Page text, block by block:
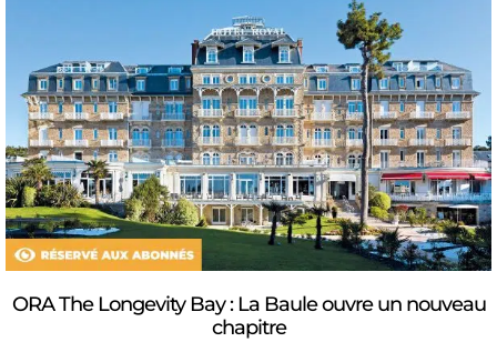
ORA The Longevity Bay : La Baule ouvre un nouveau
chapitre